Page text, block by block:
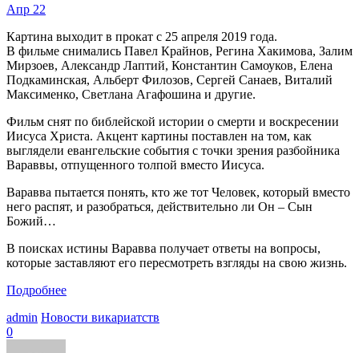
Апр 22
Картина выходит в прокат с 25 апреля 2019 года.
В фильме снимались Павел Крайнов, Регина Хакимова, Залим
Мирзоев, Александр Лаптий, Константин Самоуков, Елена
Подкаминская, Альберт Филозов, Сергей Санаев, Виталий
Максименко, Светлана Агафошина и другие.
Фильм снят по библейской истории о смерти и воскресении
Иисуса Христа. Акцент картины поставлен на том, как
выглядели евангельские события с точки зрения разбойника
Вараввы, отпущенного толпой вместо Иисуса.
Варавва пытается понять, кто же тот Человек, который вместо
него распят, и разобраться, действительно ли Он – Сын
Божий…
В поисках истины Варавва получает ответы на вопросы,
которые заставляют его пересмотреть взгляды на свою жизнь.
Подробнее
admin Новости викариатств
0